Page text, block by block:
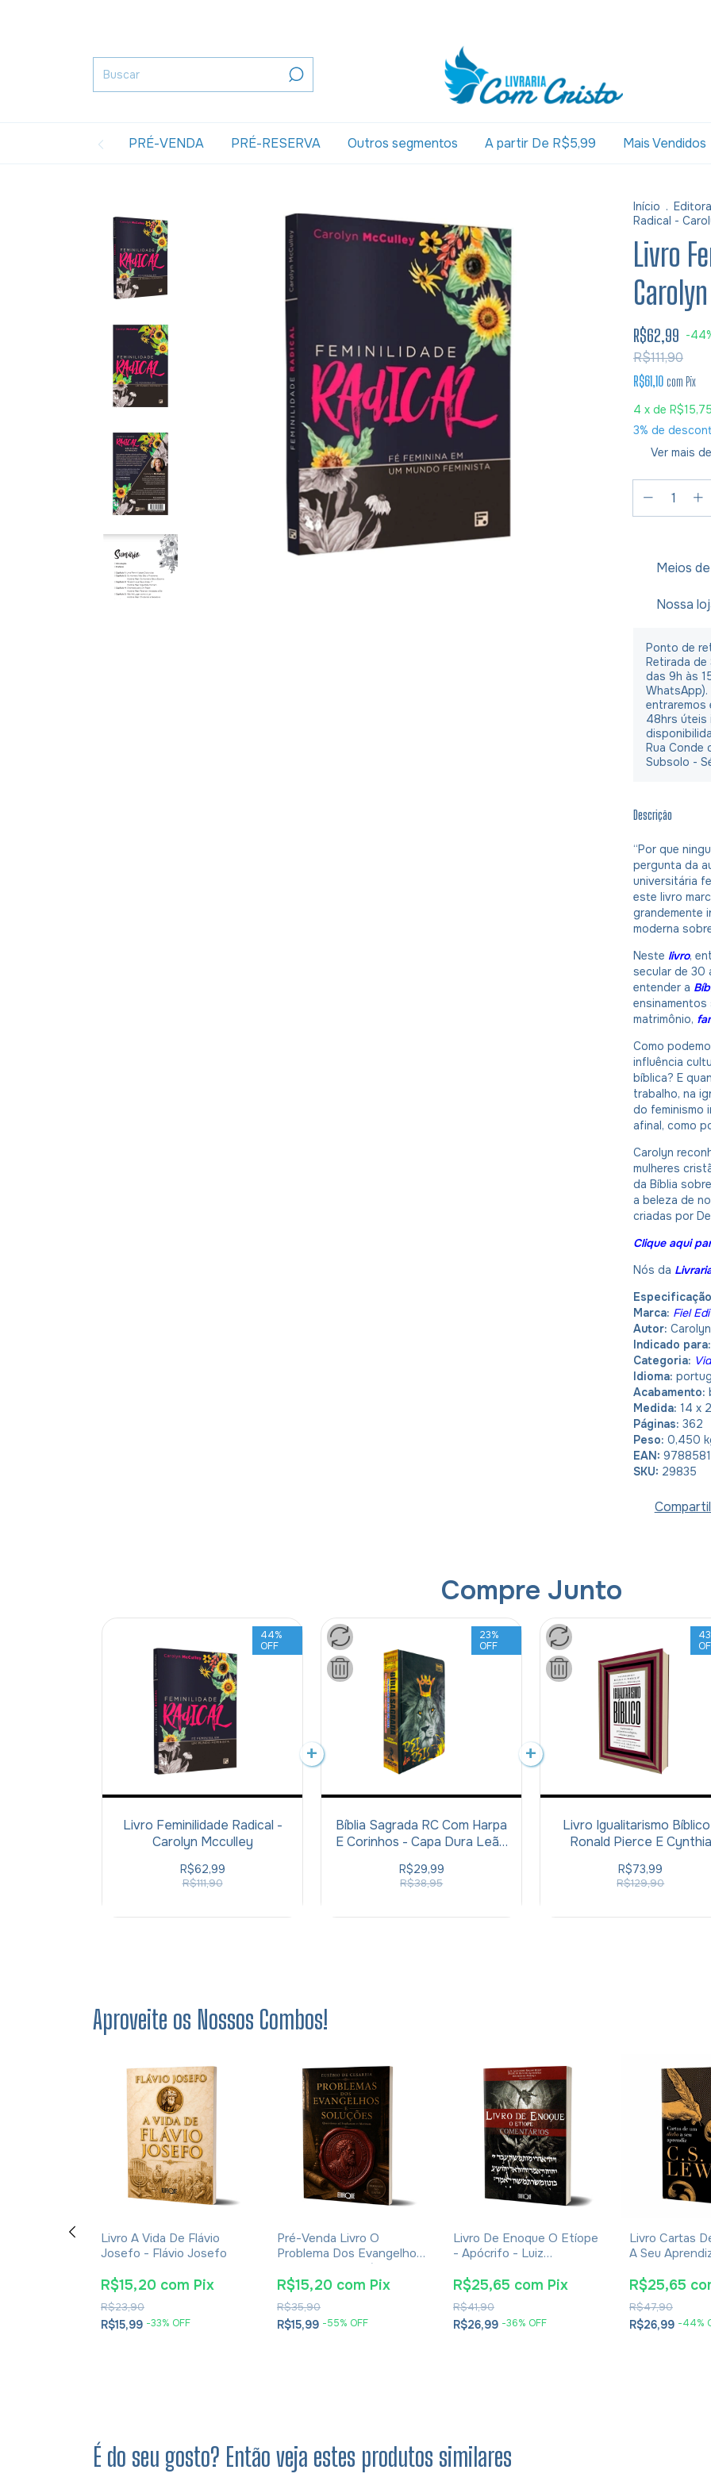
PRÉ-VENDA PRÉ-RESERVA Outros segmentos A partir De R$5,99 Mais Vendidos
Início .
Radical -
Livro
R$62,99 -44
R$111,90
R$61,10 com Pix
4 x de
3% de
Ver mais
Meios
Nossa
Ponto de
Retirada de
das 9h às
48hrs úteis
Rua Conde
Subsolo -
Descrição
“Por que
pergunta da
universitária
este livro
grandemente
moderna
Neste livro,
secular de 30
entender a
ensinamentos
matrimônio,
Como
influência
bíblica? E
trabalho, na
do feminismo
afinal, como
Carolyn
mulheres
da Bíblia
a beleza de
criadas por
Clique aqui
Nós da
Marca: Fiel
Autor:
Indicado
Categoria:
Idioma:
Acabamento:
Medida: 14 x
Páginas: 362
Peso: 0,450
EAN:
SKU: 29835
Compre Junto
44%
OFF
Livro Feminilidade Radical -
Carolyn Mcculley
R$111,90
R$62,99
23%
OFF
Bíblia Sagrada RC Com Harpa
E Corinhos - Capa Dura Leão
R$38,95
R$29,99
43
Livro Igualitarismo
Ronald Pierce E Cynthia
R$129,90
R$73,99
Aproveite os Nossos Combos!
Livro A Vida De Flávio
Josefo - Flávio Josefo
R$15,99 -33% OFF
R$23,90
R$15,20 com Pix
Pré-Venda Livro O
Problema Dos Evangelhos
E Soluções- Eusébio De
Cesareia
R$15,99 -55% OFF
R$35,90
R$15,20 com Pix
Livro De Enoque O Etíope
- Apócrifo - Luiz
R$26,99 -36% OFF
R$41,90
R$25,65 com Pix
Livro Cartas
A Seu
R$26,99 -44%
R$47,90
R$25,65
É do seu gosto? Então veja estes produtos similares